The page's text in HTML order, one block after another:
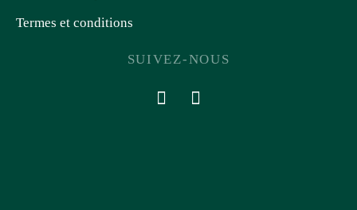
Termes et conditions
SUIVEZ-NOUS